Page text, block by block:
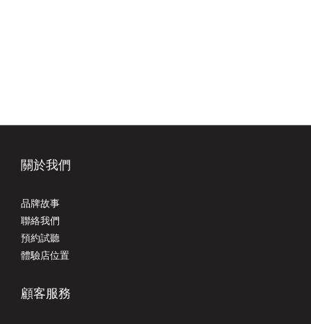
關於我們
品牌故事
聯絡我們
預約試聽
體驗店位置
顧客服務